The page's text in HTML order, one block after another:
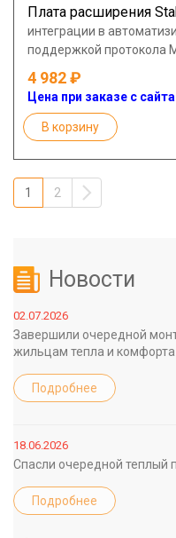
Новости
02.07.2026
Завершили очередной
жильцам тепла и комфорта
Подробнее
18.06.2026
Спасли очередной теплый
Подробнее
Плата расширения
интеграции в
поддержкой протокола
4 982
Цена при заказе с сайта
В корзину
1 2